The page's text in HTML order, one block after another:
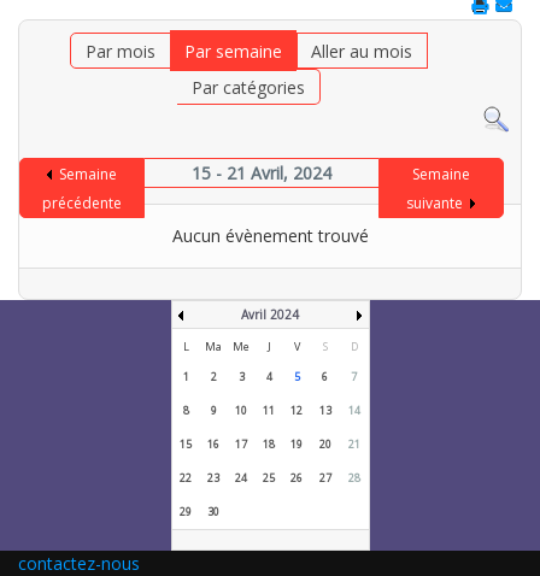
Par mois Par semaine
Aller au mois
Par catégories
Semaine
précédente
15 - 21 Avril, 2024
Semaine
suivante
Aucun évènement trouvé
Avril 2024
L Ma Me J V S
D
1
2 3 4 5 6 7
8 9 10 11 12 13 14
15 16 17 18 19 20 21
22 23 24 25 26 27 28
29 30
contactez-nous